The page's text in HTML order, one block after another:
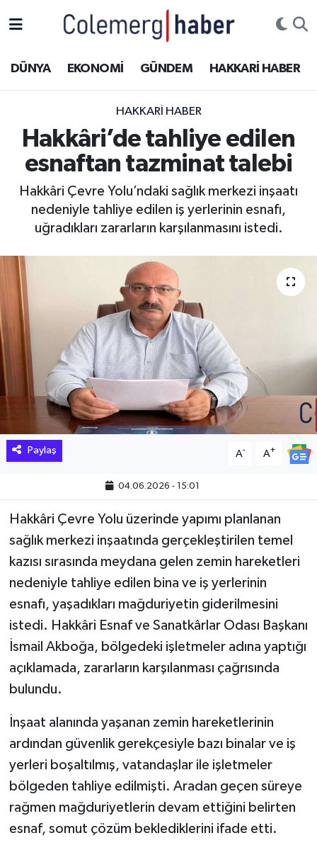
DÜNYA EKONOMİ GÜNDEM HAKKARİ HABER
HAKKARI HABER
Hakkâri’de tahliye edilen
esnaftan tazminat talebi
Hakkâri Çevre Yolu’ndaki sağlık merkezi inşaatı
nedeniyle tahliye edilen iş yerlerinin esnafı,
uğradıkları zararların karşılanmasını istedi.
Paylaş A- A+
04.06.2026 - 15:01
Hakkâri Çevre Yolu üzerinde yapımı planlanan
sağlık merkezi inşaatında gerçekleştirilen temel
kazısı sırasında meydana gelen zemin hareketleri
nedeniyle tahliye edilen bina ve iş yerlerinin
esnafı, yaşadıkları mağduriyetin giderilmesini
istedi. Hakkâri Esnaf ve Sanatkârlar Odası Başkanı
İsmail Akboğa, bölgedeki işletmeler adına yaptığı
açıklamada, zararların karşılanması çağrısında
bulundu.
İnşaat alanında yaşanan zemin hareketlerinin
ardından güvenlik gerekçesiyle bazı binalar ve iş
yerleri boşaltılmış, vatandaşlar ile işletmeler
bölgeden tahliye edilmişti. Aradan geçen süreye
rağmen mağduriyetlerin devam ettiğini belirten
esnaf, somut çözüm beklediklerini ifade etti.
ASAYİŞ
DOĞA
DÜNYA
EĞİTİM
Hakkari Haber
İLGİNÇ HABERLER
KADIN
KÜLTÜR SANAT
MAKALE
POLİTİKA
SAĞLIK
SİYASET
TARİH
YAŞAM
Hakkâri Hava Durumu
Hakkari Namaz Vakitleri
Hakkâri Trafik Yoğunluk Haritası
Süper Lig Puan Durumu ve Fikstür
Tüm Manşetler
Son Dakika Haberleri
Haber Arşivi